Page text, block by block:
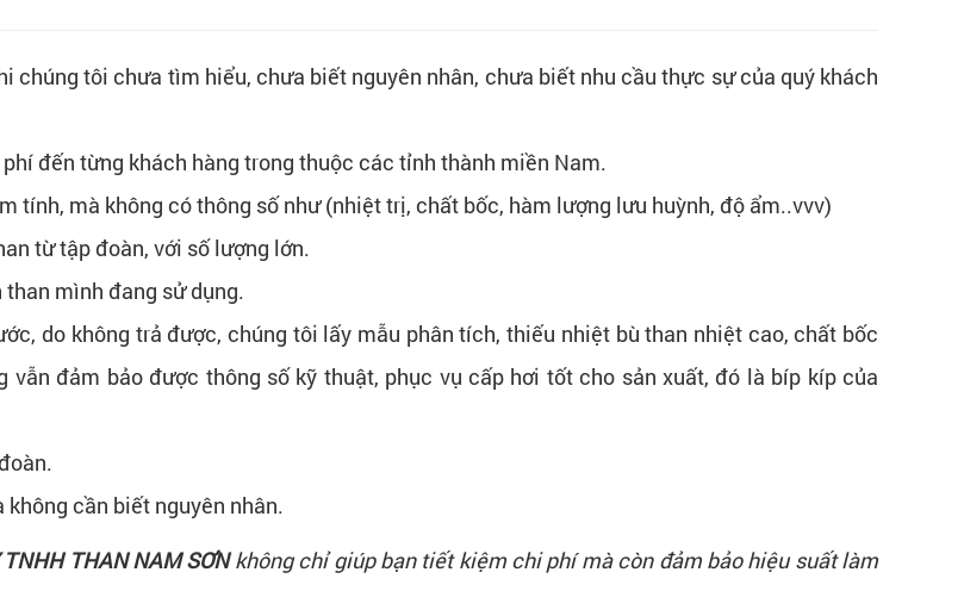
chúng tôi chưa tìm hiểu, chưa biết nguyên nhân, chưa biết nhu cầu thực sự của quý khách
đến từng khách hàng trong thuộc các tỉnh thành miền Nam.
tính, mà không có thông số như (nhiệt trị, chất bốc, hàm lượng lưu huỳnh, độ ẩm..vvv)
từ tập đoàn, với số lượng lớn.
mình đang sử dụng.
do không trả được, chúng tôi lấy mẫu phân tích, thiếu nhiệt bù than nhiệt cao, chất bốc
đảm bảo được thông số kỹ thuật, phục vụ cấp hơi tốt cho sản xuất, đó là bíp kíp của
cần biết nguyên nhân.
TNHH THAN NAM SƠNkhông chỉ giúp bạn tiết kiệm chi phí mà còn đảm bảo hiệu suất làm